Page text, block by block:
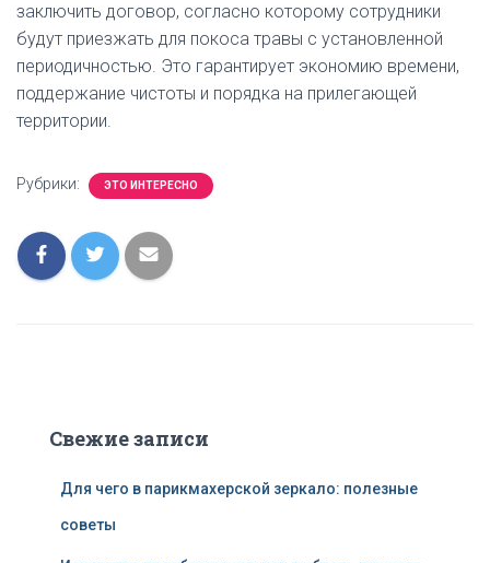
заключить договор, согласно которому сотрудники
будут приезжать для покоса травы с установленной
периодичностью. Это гарантирует экономию времени,
поддержание чистоты и порядка на прилегающей
территории.
Рубрики: ЭТО ИНТЕРЕСНО
Свежие записи
Для чего в парикмахерской зеркало: полезные
советы